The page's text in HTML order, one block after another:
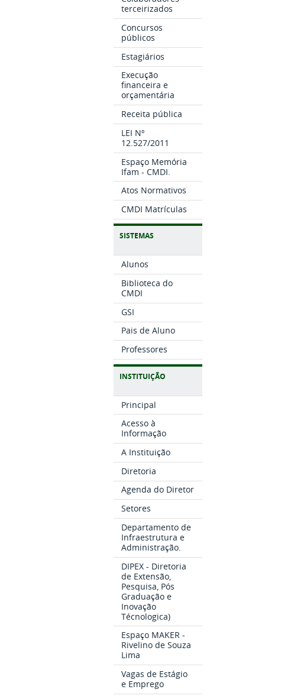
terceirizados
Concursos
públicos
Estagiários
Execução
financeira e
orçamentária
Receita pública
LEI Nº
12.527/2011
Espaço Memória
Ifam - CMDI.
Atos Normativos
CMDI Matrículas
SISTEMAS
Alunos
Biblioteca do
CMDI
GSI
Pais de Aluno
Professores
INSTITUIÇÃO
Principal
Acesso à
Informação
A Instituição
Diretoria
Agenda do Diretor
Setores
Departamento de
Infraestrutura e
Administração.
DIPEX - Diretoria
de Extensão,
Pesquisa, Pós
Graduação e
Inovação
Técnologica)
Espaço MAKER -
Rivelino de Souza
Lima
Vagas de Estágio
e Emprego